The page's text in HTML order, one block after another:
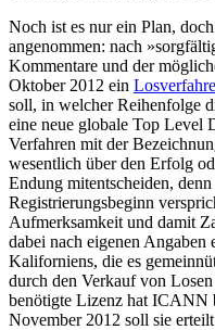
Noch ist es nur ein Plan,
angenommen: nach
Kommentare und der
Oktober 2012 ein
soll, in welcher Reihenfolge
eine neue globale Top Level
Verfahren mit der
wesentlich über den Erfolg
Endung mitentscheiden,
Registrierungsbeginn
Aufmerksamkeit und damit
dabei nach eigenen
Kaliforniens, die es
durch den Verkauf von
benötigte Lizenz hat ICANN
November 2012 soll sie